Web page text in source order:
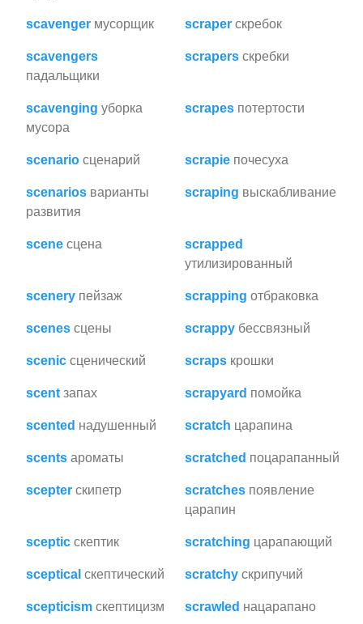
scavenger мусорщик scraper скребок
scavengers
падальщики
scrapers скребки
scavenging уборка
мусора
scrapes потертости
scenario сценарий scrapie почесуха
scenarios варианты
развития
scraping выскабливание
scene сцена
scrapped
утилизированный
scenery пейзаж scrapping отбраковка
scenes сцены scrappy бессвязный
scenic сценический scraps крошки
scent запах scrapyard помойка
scented надушенный scratch царапина
scents ароматы scratched поцарапанный
scepter скипетр scratches появление
царапин
sceptic скептик scratching царапающий
sceptical скептический scratchy скрипучий
scepticism скептицизм scrawled нацарапано